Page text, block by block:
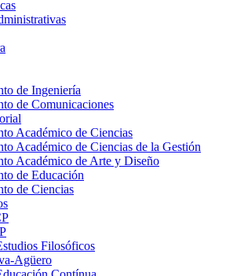
de Ingeniería
de Comunicaciones
Académico de Ciencias
Académico de Ciencias de la Gestión
Académico de Arte y Diseño
de Educación
de Ciencias
Filosóficos
Agüero